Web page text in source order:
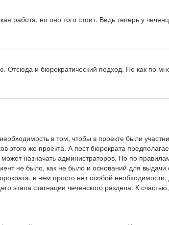
работа, но оно того стоит. Ведь теперь у
и бюрократический подход. Но как по
в том, чтобы в проекте были
же проекта. А пост бюрократа
назначать администраторов. Но по
не было, как не было и оснований для
в нём просто нет особой
этапа стагнации чеченского раздела. К